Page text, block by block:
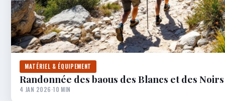
MATÉRIEL & ÉQUIPEMENT
Randonnée des baous des Blancs et des
4 JAN 2026·10 MIN